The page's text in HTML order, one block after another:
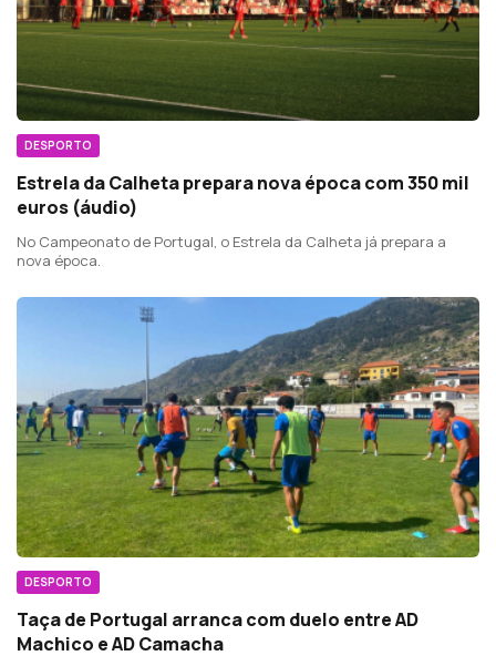
DESPORTO
Estrela da Calheta prepara nova época com 350 mil
euros (áudio)
No Campeonato de Portugal, o Estrela da Calheta já prepara a
nova época.
DESPORTO
Taça de Portugal arranca com duelo entre AD
Machico e AD Camacha